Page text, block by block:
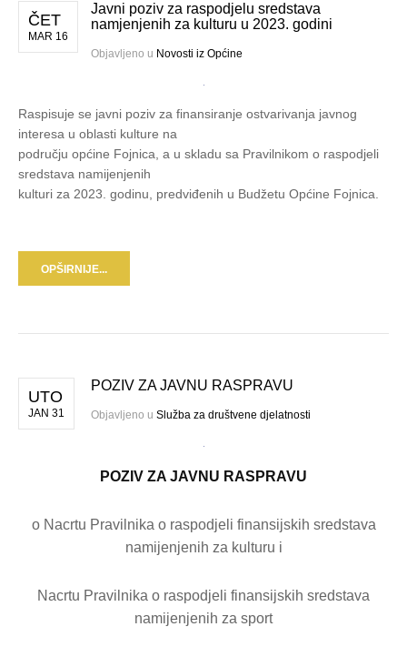
ČET
MAR 16
Javni poziv za raspodjelu sredstava
namjenjenih za kulturu u 2023. godini
Objavljeno u Novosti iz Općine
Raspisuje se javni poziv za finansiranje ostvarivanja javnog
interesa u oblasti kulture na
području općine Fojnica, a u skladu sa Pravilnikom o raspodjeli
sredstava namijenjenih
kulturi za 2023. godinu, predviđenih u Budžetu Općine Fojnica.
OPŠIRNIJE...
UTO
JAN 31
POZIV ZA JAVNU RASPRAVU
Objavljeno u Služba za društvene djelatnosti
POZIV ZA JAVNU RASPRAVU
o Nacrtu Pravilnika o raspodjeli finansijskih sredstava
namijenjenih za kulturu i
Nacrtu Pravilnika o raspodjeli finansijskih sredstava
namijenjenih za sport